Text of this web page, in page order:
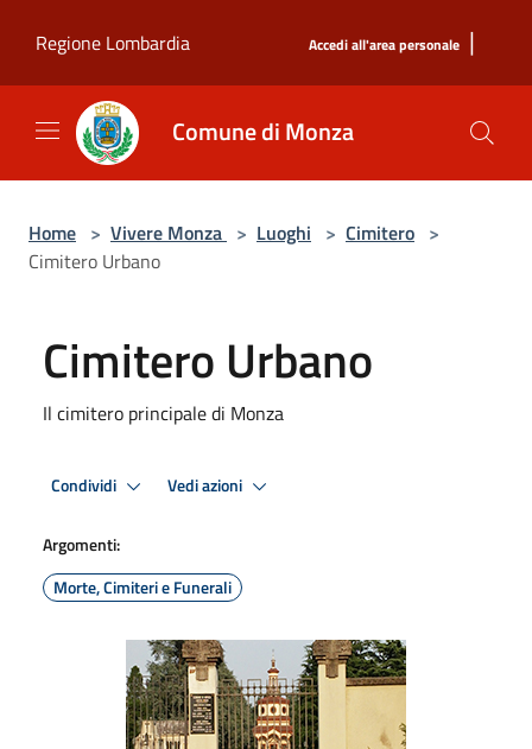
Regione Lombardia
Accedi all'area personale |
Comune di Monza
Home > Vivere Monza > Luoghi > Cimitero >
Cimitero Urbano
Cimitero Urbano
Il cimitero principale di Monza
Condividi Vedi azioni
Argomenti:
Morte, Cimiteri e Funerali